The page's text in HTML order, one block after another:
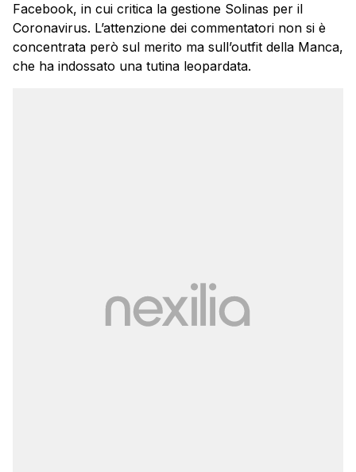
Facebook, in cui critica la gestione Solinas per il
Coronavirus. L’attenzione dei commentatori non si è
concentrata però sul merito ma sull’outfit della Manca,
che ha indossato una tutina leopardata.